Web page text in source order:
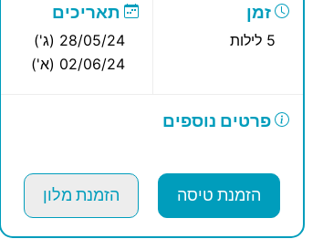
זמן
5 לילות
תאריכים
28/05/24 (ג')
02/06/24 (א')
פרטים נוספים
הזמנת טיסה הזמנת מלון